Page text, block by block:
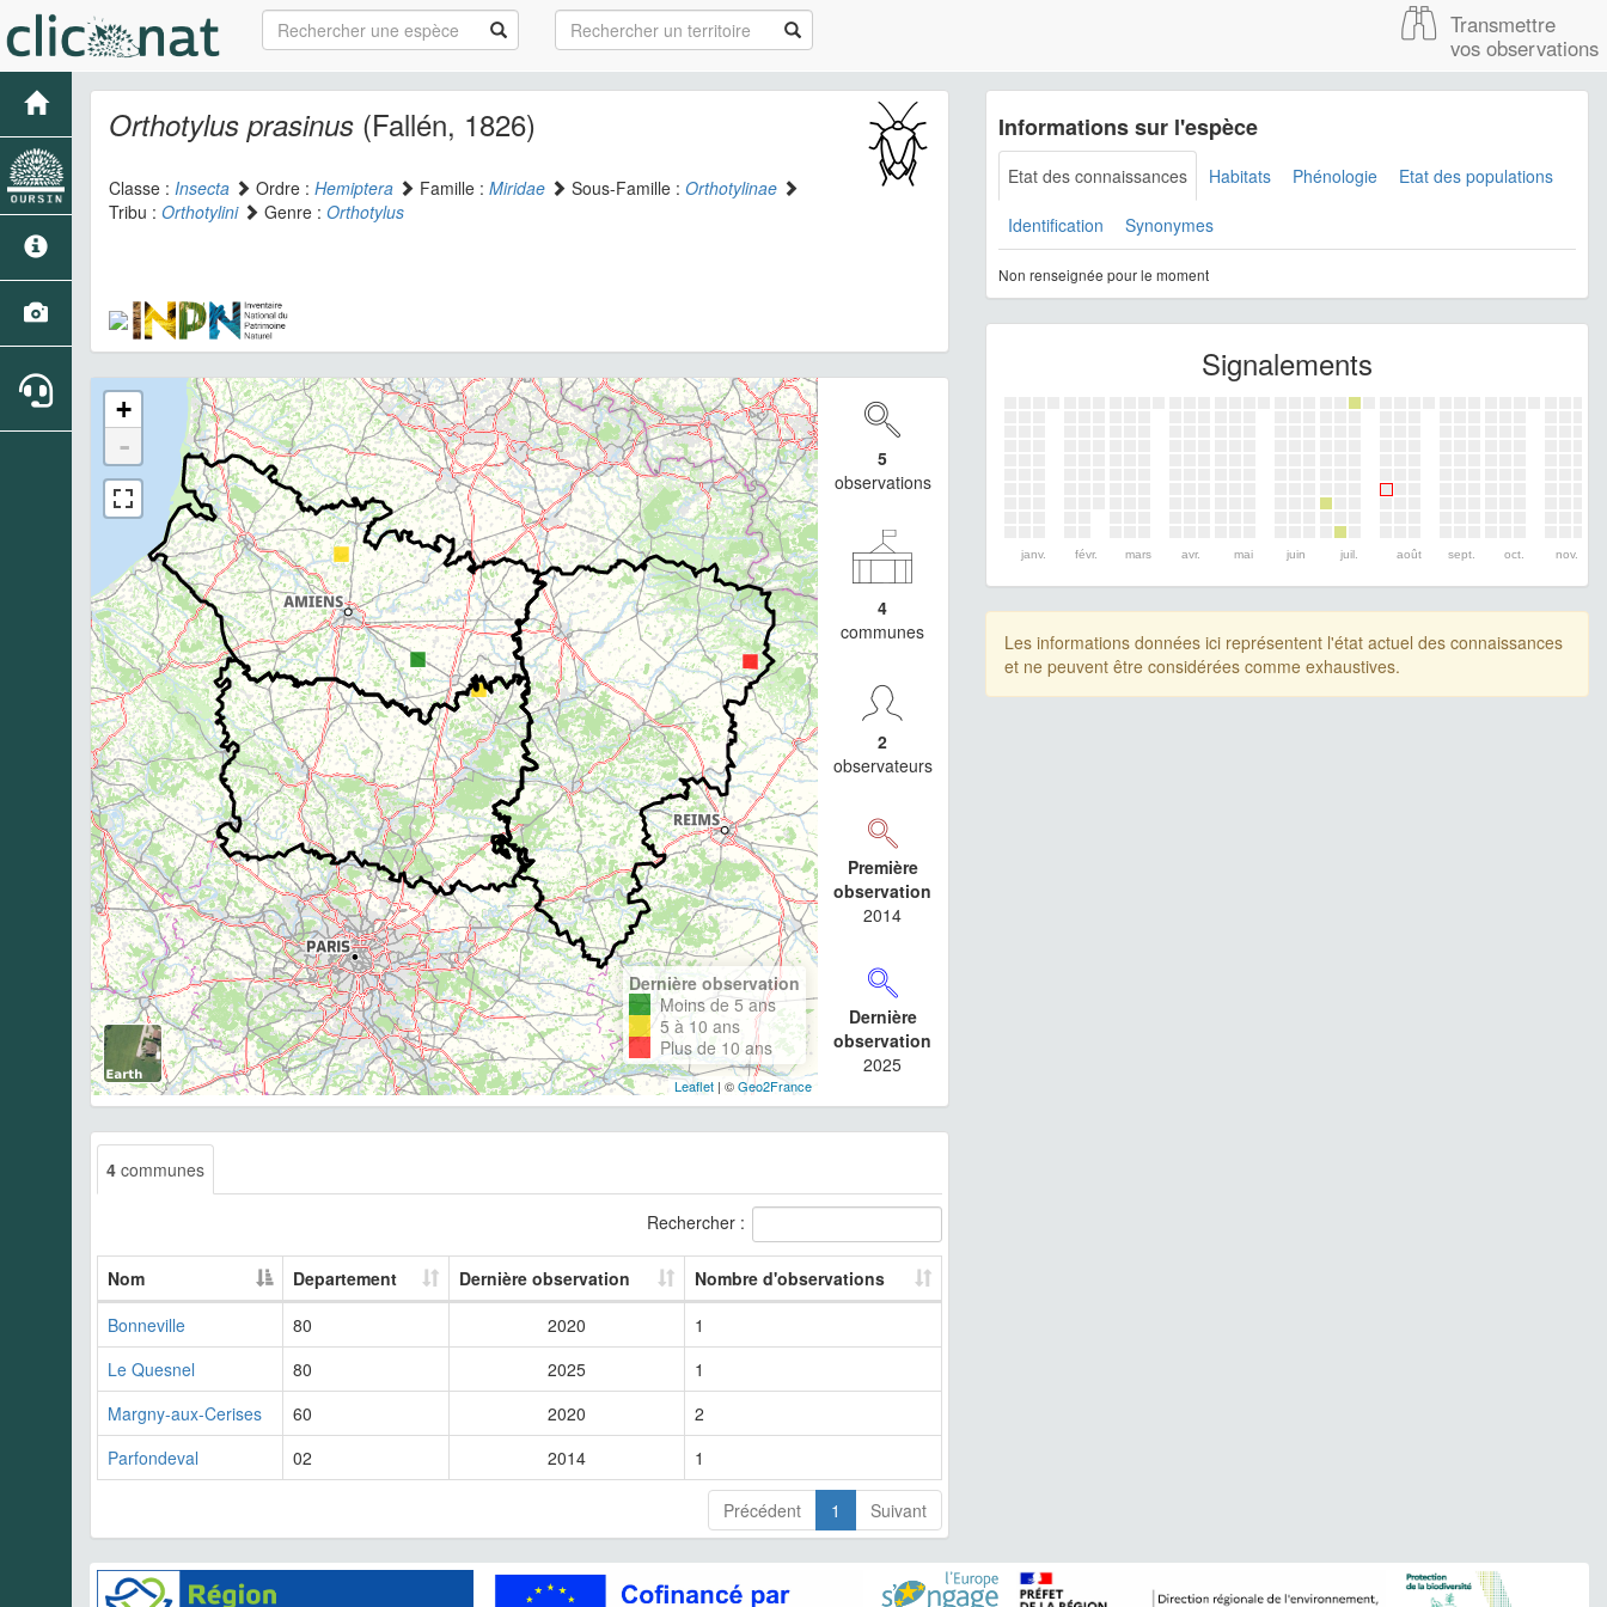
Transmettre
vos observations
Orthotylus prasinus (Fallén, 1826)
Classe : Insecta Ordre : Hemiptera Famille : Miridae Sous-Famille : Orthotylinae
Tribu : Orthotylini Genre : Orthotylus
+
-
Dernière observation
Moins de 5 ans
5 à 10 ans
Plus de 10 ans
Leaflet| ©Geo2France
5
observations
4
communes
2
observateurs
Première
observation
2014
Dernière
observation
2025
4 communes
Rechercher :
Nom Departement Dernière observation
Nombre d'observations
Bonneville
80 2020
1
Le Quesnel
80 2025
1
Margny-aux-Cerises
60 2020
2
Parfondeval
02 2014 1
Précédent 1 Suivant
Informations sur l'espèce
Etat des connaissances Habitats Phénologie Etat des populations
Identification Synonymes
Non renseignée pour le moment
Signalements
janv. févr. mars avr. mai juin juil. août sept. oct. nov.
Les informations données ici représentent l'état actuel des connaissances
et ne peuvent être considérées comme exhaustives.